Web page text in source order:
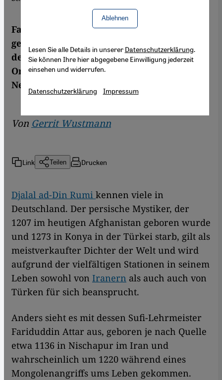
Fariduddin Attars Werk "Vogelgespräche“
gehört zu den bedeutendsten Klassikern
der islamischen Mystik. In der Edition
Orient ist nun eine opulent illustrierte
Neuausgabe erschienen.
Von Gerrit Wustmann
Link Teilen Drucken
Djalal ad-Din Rumi kennen viele in
Deutschland. Der persische Mystiker, der
1207 im heutigen Afghanistan geboren wurde
und 1273 in Konya in der Türkei starb, gilt als
meistverkaufter Dichter der Welt und wird
aufgrund der vielfältigen Stationen in seinem
Leben sowohl von Iranern als auch auch von
Türken für sich beansprucht.
Anders sieht es mit dessen Sufi-Lehrmeister
Fariduddin Attar aus, geboren je nach Quelle
etwa 1136 in Nischapur im Iran und
wahrscheinlich um 1220 während eines
Mongolenangriffs ums Leben gekommen.
Ablehnen
Lesen Sie alle Details in unserer Datenschutzerklärung.
Sie können Ihre hier abgegebene Einwilligung jederzeit
einsehen und widerrufen.
Datenschutzerklärung Impressum